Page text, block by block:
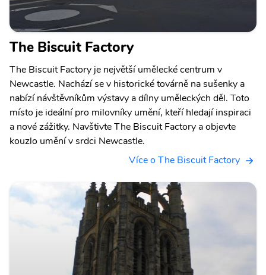
The Biscuit Factory
The Biscuit Factory je největší umělecké centrum v
Newcastle. Nachází se v historické továrně na sušenky a
nabízí návštěvníkům výstavy a dílny uměleckých děl. Toto
místo je ideální pro milovníky umění, kteří hledají inspiraci
a nové zážitky. Navštivte The Biscuit Factory a objevte
kouzlo umění v srdci Newcastle.
Více o The Biscuit Factory